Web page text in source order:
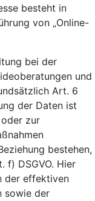
besteht in
von „Online-
bei der
und
Art. 6
der Daten ist
zur
bestehen,
f) DSGVO. Hier
der effektiven
sowie der